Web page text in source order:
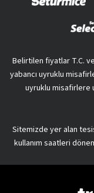
Belirtilen fiyatlar T.C.
yabancı uyruklu
uyruklu misafirlere
Sitemizde yer alan
kullanım saatleri